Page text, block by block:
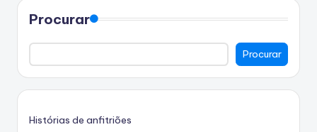
Procurar
Procurar
Histórias de anfitriões